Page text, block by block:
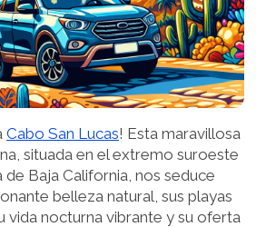
Cabo San Lucas! Esta maravillosa
situada en el extremo suroeste
de Baja California, nos seduce
belleza natural, sus playas
vida nocturna vibrante y su oferta